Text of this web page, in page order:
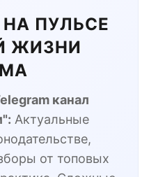
ПУЛЬСЕ
ЖИЗНИ
канал
Актуальные
от топовых